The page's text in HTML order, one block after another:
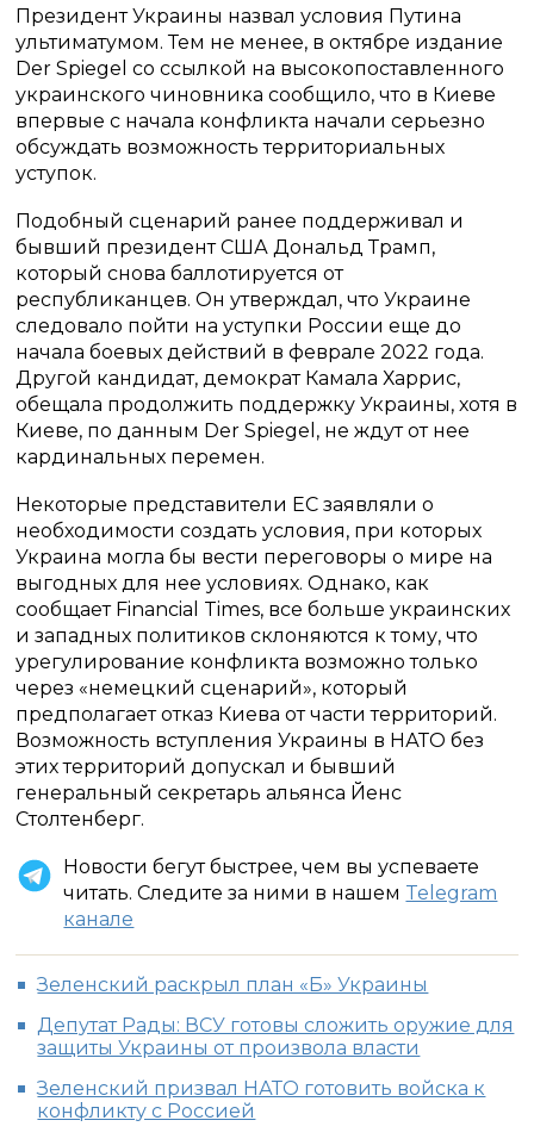
Президент Украины назвал условия Путина
ультиматумом. Тем не менее, в октябре издание
Der Spiegel со ссылкой на высокопоставленного
украинского чиновника сообщило, что в Киеве
впервые с начала конфликта начали серьезно
обсуждать возможность территориальных
уступок.
Подобный сценарий ранее поддерживал и
бывший президент США Дональд Трамп,
который снова баллотируется от
республиканцев. Он утверждал, что Украине
следовало пойти на уступки России еще до
начала боевых действий в феврале 2022 года.
Другой кандидат, демократ Камала Харрис,
обещала продолжить поддержку Украины, хотя в
Киеве, по данным Der Spiegel, не ждут от нее
кардинальных перемен.
Некоторые представители ЕС заявляли о
необходимости создать условия, при которых
Украина могла бы вести переговоры о мире на
выгодных для нее условиях. Однако, как
сообщает Financial Times, все больше украинских
и западных политиков склоняются к тому, что
урегулирование конфликта возможно только
через «немецкий сценарий», который
предполагает отказ Киева от части территорий.
Возможность вступления Украины в НАТО без
этих территорий допускал и бывший
генеральный секретарь альянса Йенс
Столтенберг.
Новости бегут быстрее, чем вы успеваете
читать. Следите за ними в нашем Telegram
канале
Зеленский раскрыл план «Б» Украины
Депутат Рады: ВСУ готовы сложить оружие для
защиты Украины от произвола власти
Зеленский призвал НАТО готовить войска к
конфликту с Россией